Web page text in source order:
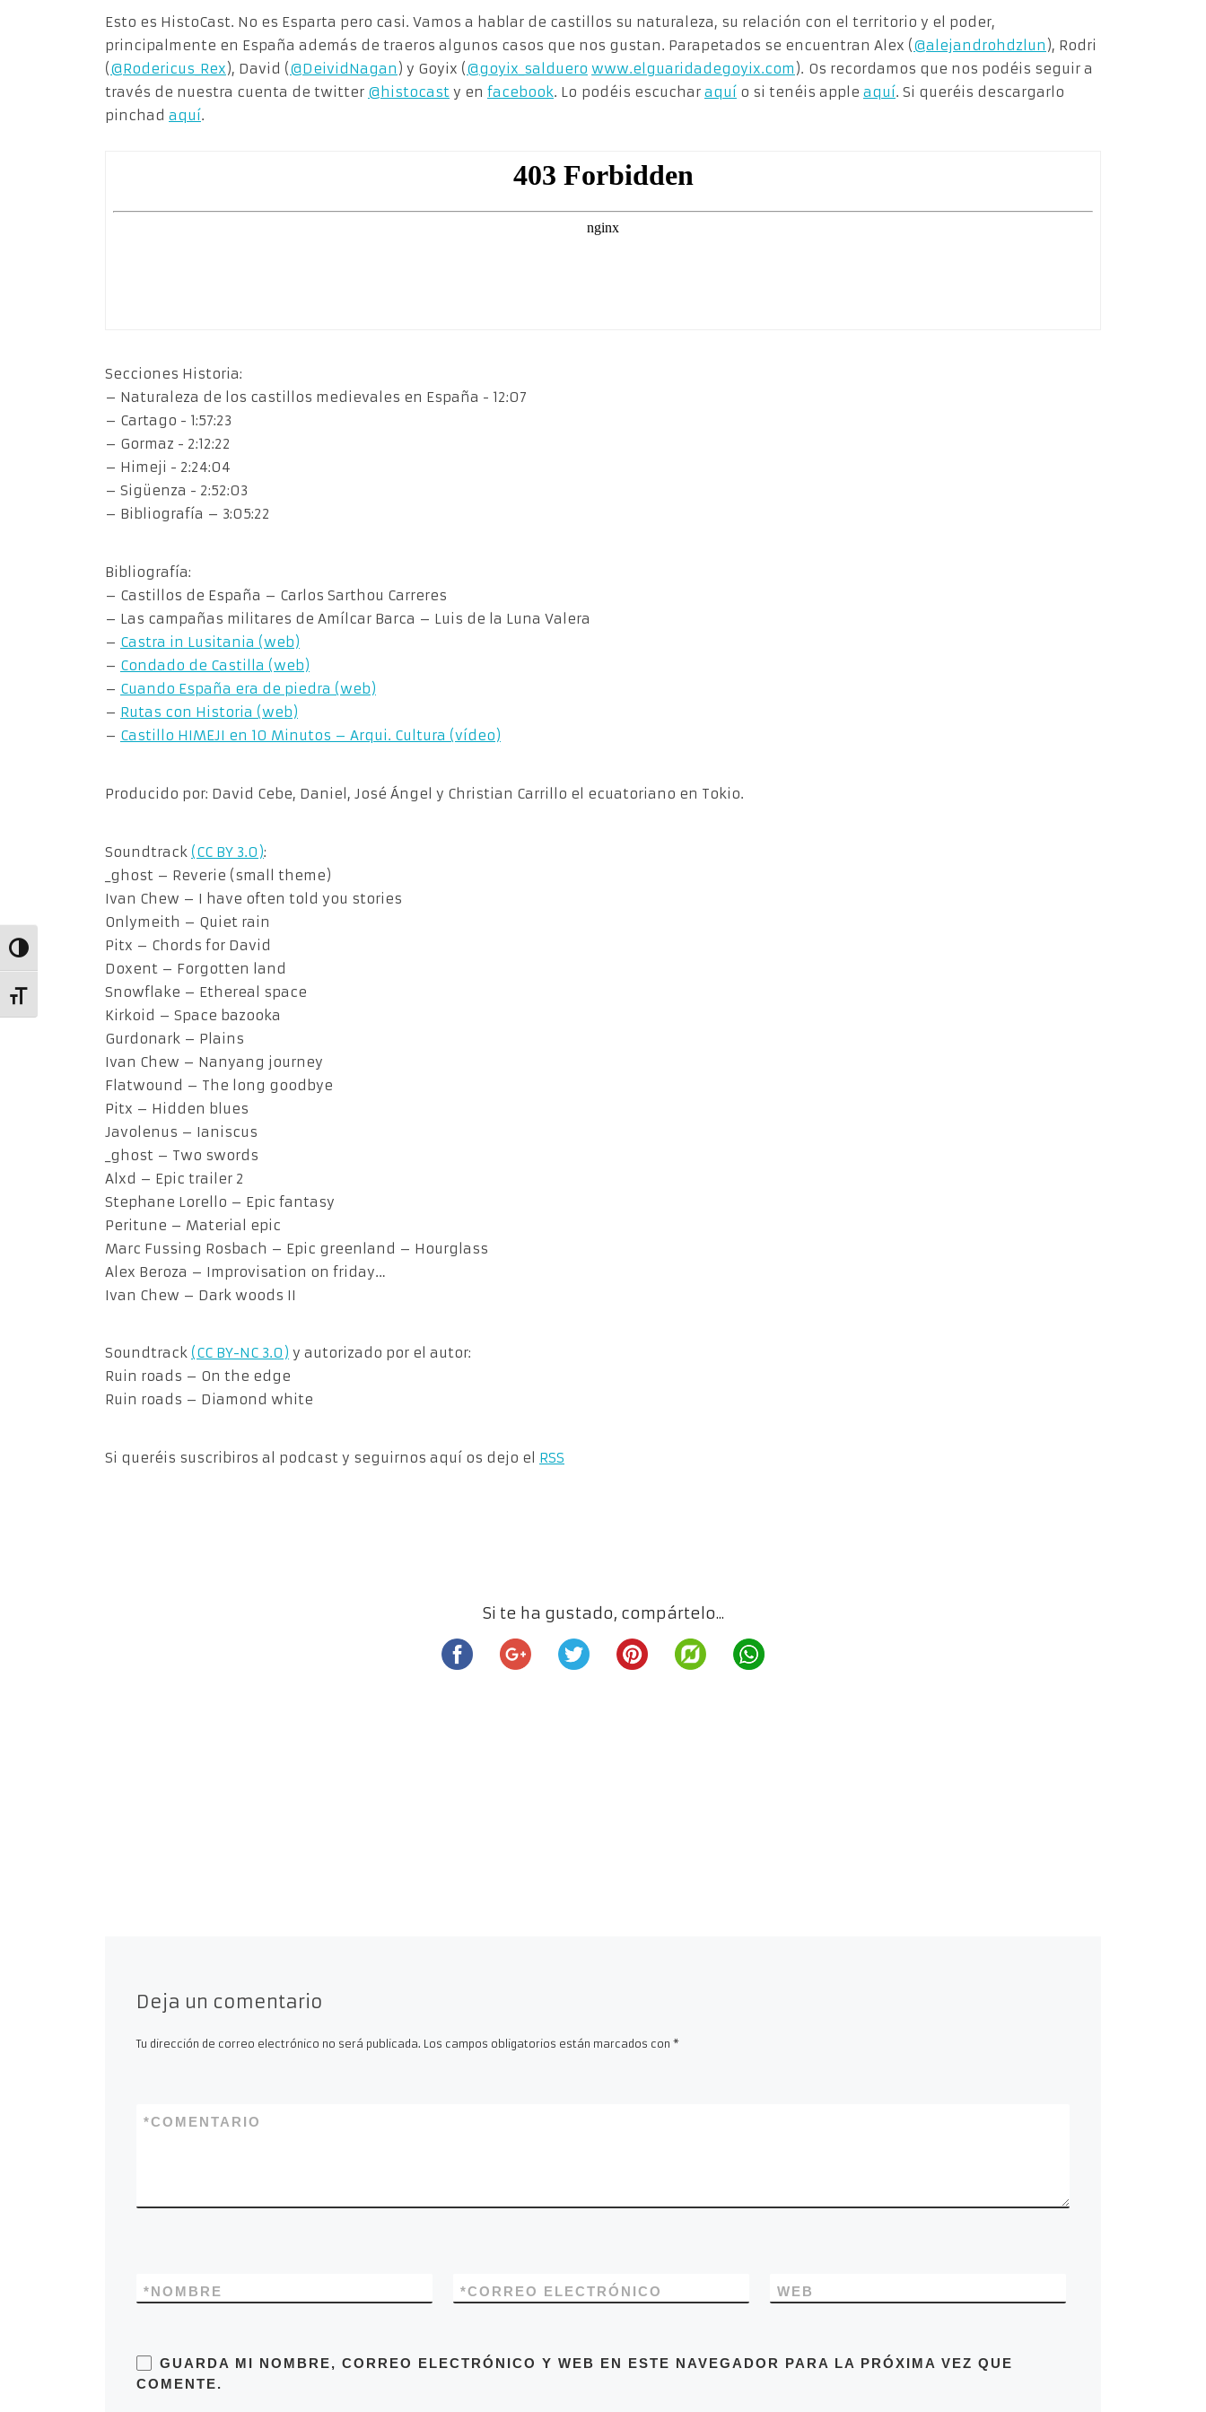
Alternar alto contraste
Alternar tamaño de letra
Esto es HistoCast. No es Esparta pero casi. Vamos a hablar de castillos su naturaleza, su relación con el territorio y el poder,
principalmente en España además de traeros algunos casos que nos gustan. Parapetados se encuentran Alex (@alejandrohdzlun ), Rodri
(@Rodericus_Rex), David (@DeividNagan ) y Goyix (@goyix_salduero www.elguaridadegoyix.com ). Os recordamos que nos podéis seguir a
través de nuestra cuenta de twitter @histocast y en facebook. Lo podéis escuchar aquí o si tenéis apple aquí. Si queréis descargarlo
pinchad aquí.
Secciones Historia:
– Naturaleza de los castillos medievales en España ​- 12:07
– Cartago ​- 1:57:23
– Gormaz ​- 2:12:22
– Himeji ​- 2:24:04
– Sigüenza ​- 2:52:03
– Bibliografía – 3:05:22
Bibliografía:
– Castillos de España – Carlos Sarthou Carreres
– Las campañas militares de Amílcar Barca – Luis de la Luna Valera
– Castra in Lusitania (web)
– Condado de Castilla (web)
– Cuando España era de piedra (web)
– Rutas con Historia (web)
– Castillo HIMEJI en 10 Minutos – Arqui. Cultura (vídeo)
Producido por: David Cebe, Daniel, José Ángel y Christian Carrillo el ecuatoriano en Tokio.
Soundtrack (CC BY 3.0):
_ghost – Reverie (small theme)
Ivan Chew – I have often told you stories
Onlymeith – Quiet rain
Pitx – Chords for David
Doxent – Forgotten land
Snowflake – Ethereal space
Kirkoid – Space bazooka
Gurdonark – Plains
Ivan Chew – Nanyang journey
Flatwound – The long goodbye
Pitx – Hidden blues
Javolenus – Ianiscus
_ghost – Two swords
Alxd – Epic trailer 2
Stephane Lorello – Epic fantasy
Peritune – Material epic
Marc Fussing Rosbach – Epic greenland – Hourglass
Alex Beroza – Improvisation on friday…
Ivan Chew – Dark woods II
Soundtrack (CC BY-NC 3.0) y autorizado por el autor:
Ruin roads – On the edge
Ruin roads – Diamond white
Si queréis suscribiros al podcast y seguirnos aquí os dejo el RSS
Si te ha gustado, compártelo...
Deja un comentario
Tu dirección de correo electrónico no será publicada. Los campos obligatorios están marcados con *
COMENTARIO
*
NOMBRE
* CORREO ELECTRÓNICO
* WEB
GUARDA MI NOMBRE, CORREO ELECTRÓNICO Y WEB EN ESTE NAVEGADOR PARA LA PRÓXIMA VEZ QUE
COMENTE.